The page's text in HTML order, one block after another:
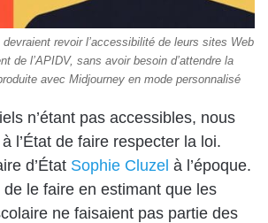
revoir l’accessibilité de leurs sites Web
de l’APIDV, sans avoir besoin d’attendre la
avec Midjourney en mode personnalisé
n’étant pas accessibles, nous
l’État de faire respecter la loi.
d’État Sophie Cluzel à l’époque.
le faire en estimant que les
ne faisaient pas partie des